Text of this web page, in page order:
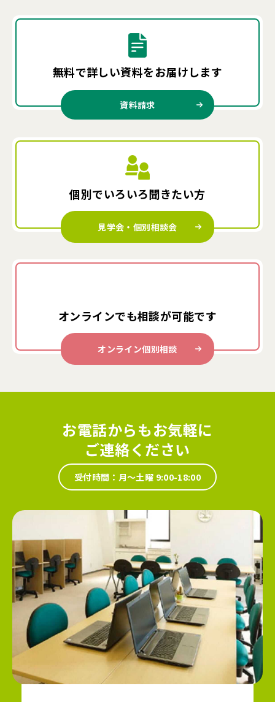
無料で詳しい資料をお届けします
資料請求
個別でいろいろ聞きたい方
見学会・個別相談会
オンラインでも相談が可能です
オンライン個別相談
お電話からもお気軽に
ご連絡ください
受付時間：月～土曜 9:00-18:00